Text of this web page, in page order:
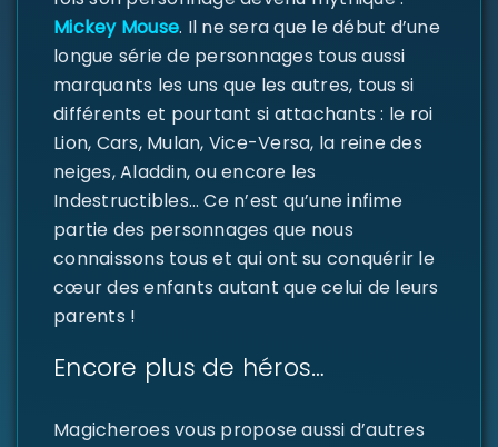
Mickey Mouse. Il ne sera que le début d’une
longue série de personnages tous aussi
marquants les uns que les autres, tous si
différents et pourtant si attachants : le roi
Lion, Cars, Mulan, Vice-Versa, la reine des
neiges, Aladdin, ou encore les
Indestructibles… Ce n’est qu’une infime
partie des personnages que nous
connaissons tous et qui ont su conquérir le
cœur des enfants autant que celui de leurs
parents !
Encore plus de héros…
Magicheroes vous propose aussi d’autres